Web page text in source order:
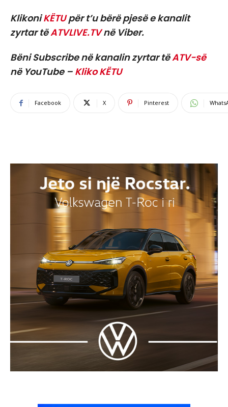
KlikoniKËTUpër t’u bërë pjesë e kanalit
zyrtar tëATVLIVE.TVnë Viber.
Bëni Subscribe në kanalin zyrtar tëATV-së
në YouTube – Kliko KËTU
Facebook X Pinterest